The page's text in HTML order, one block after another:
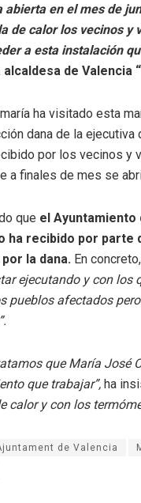
abierta en el mes de
de calor los vecinos y
a esta instalación
de Valencia “
ha visitado esta
dana de la
por los vecinos y
a finales de mes se
que el Ayuntamiento
ha recibido por parte
la dana. En
ejecutando y con
pueblos afectados
que María José
que trabajar”, ha
calor y con los
de Valencia